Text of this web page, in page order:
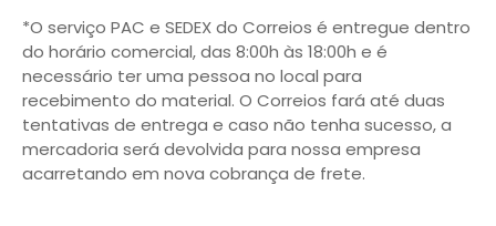
*O serviço PAC e SEDEX do Correios é entregue dentro
do horário comercial, das 8:00h às 18:00h e é
necessário ter uma pessoa no local para
recebimento do material. O Correios fará até duas
tentativas de entrega e caso não tenha sucesso, a
mercadoria será devolvida para nossa empresa
acarretando em nova cobrança de frete.